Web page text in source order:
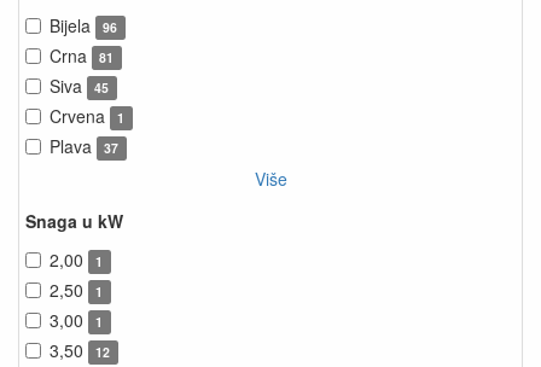
Bijela
96
Crna 81
Siva 45
Crvena 1
Plava 37
Više
Snaga u kW
2,00
1
2,50 1
3,00 1
3,50 12